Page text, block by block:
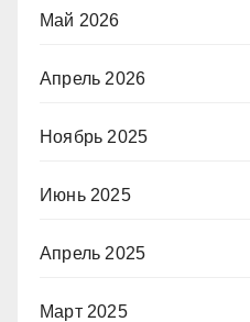
Май 2026
Апрель 2026
Ноябрь 2025
Июнь 2025
Апрель 2025
Март 2025